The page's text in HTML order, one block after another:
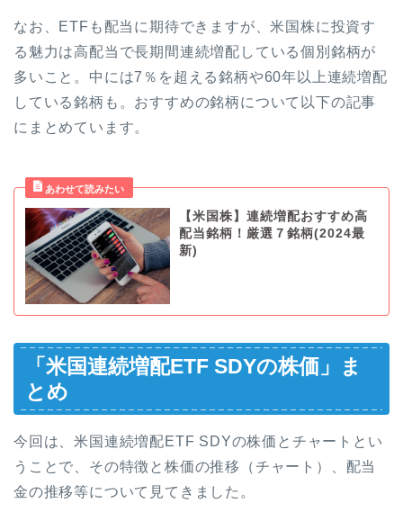
なお、ETFも配当に期待できますが、米国株に投資す
る魅力は高配当で長期間連続増配している個別銘柄が
多いこと。中には7％を超える銘柄や60年以上連続増配
している銘柄も。おすすめの銘柄について以下の記事
にまとめています。
【米国株】連続増配おすすめ高
配当銘柄！厳選７銘柄(2024最
新)
「米国連続増配ETF SDYの株価」ま
とめ
今回は、米国連続増配ETF SDYの株価とチャートとい
うことで、その特徴と株価の推移（チャート）、配当
金の推移等について見てきました。